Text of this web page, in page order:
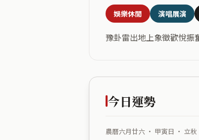
娛樂休閒 演唱展演
豫卦雷出地上象徵歡悅振
今日運勢
農曆六月廿六 ・ 甲寅日 ・ 立秋